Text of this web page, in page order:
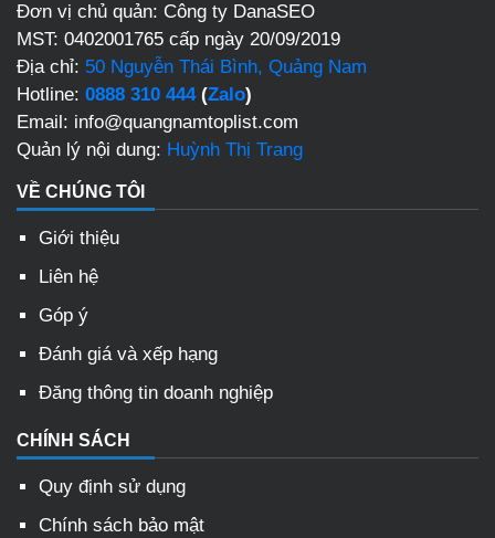
Đơn vị chủ quản: Công ty DanaSEO
MST: 0402001765 cấp ngày 20/09/2019
Địa chỉ: 50 Nguyễn Thái Bình, Quảng Nam
Hotline: 0888 310 444(Zalo)
Email: info@quangnamtoplist.com
Quản lý nội dung: Huỳnh Thị Trang
VỀ CHÚNG TÔI
Giới thiệu
Liên hệ
Góp ý
Đánh giá và xếp hạng
Đăng thông tin doanh nghiệp
CHÍNH SÁCH
Quy định sử dụng
Chính sách bảo mật